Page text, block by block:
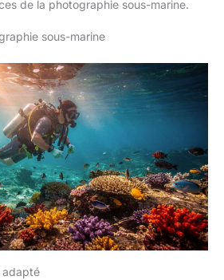
de la photographie sous-marine.
sous-marine
adapté